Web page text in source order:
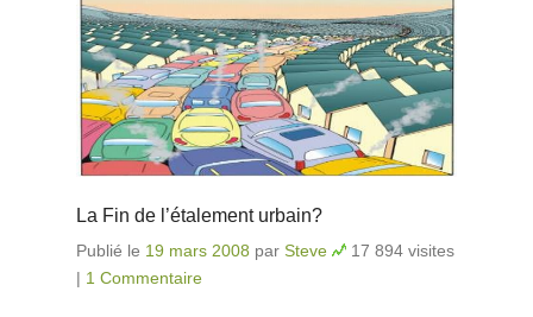
La Fin de l’étalement urbain?
Publié le 19 mars 2008 par Steve
17 894 visites
| 1 Commentaire